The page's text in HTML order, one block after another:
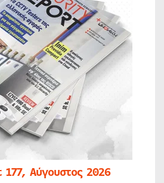
Αύγουστος 2026